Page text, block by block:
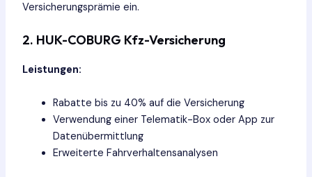
Versicherungsprämie ein.
2. HUK-COBURG Kfz-Versicherung
Leistungen:
Rabatte bis zu 40% auf die Versicherung
Verwendung einer Telematik-Box oder App zur
Datenübermittlung
Erweiterte Fahrverhaltensanalysen